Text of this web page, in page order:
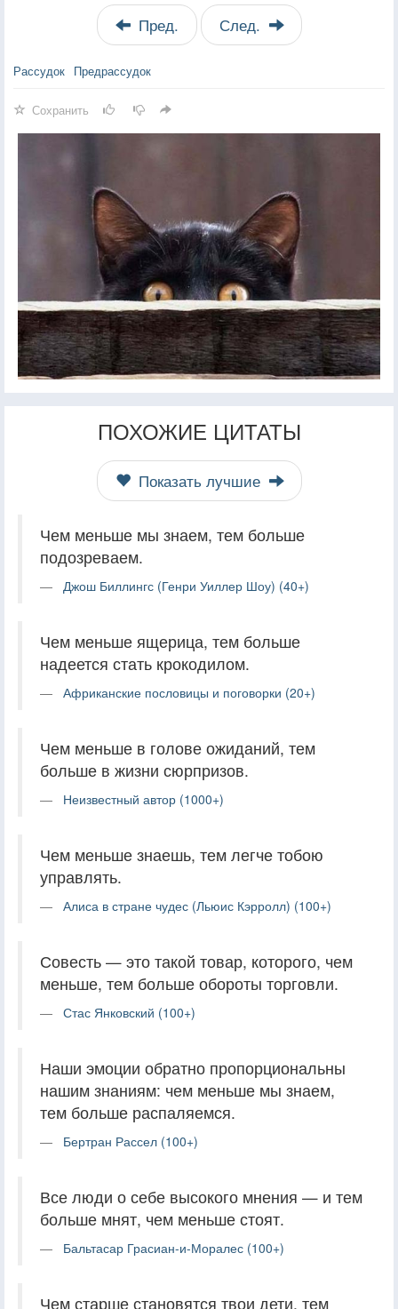
Пред. След.
Рассудок Предрассудок
Сохранить
ПОХОЖИЕ ЦИТАТЫ
Показать лучшие
Чем меньше мы знаем, тем больше
подозреваем.
Джош Биллингс (Генри Уиллер Шоу) (40+)
Чем меньше ящерица, тем больше
надеется стать крокодилом.
Африканские пословицы и поговорки (20+)
Чем меньше в голове ожиданий, тем
больше в жизни сюрпризов.
Неизвестный автор (1000+)
Чем меньше знаешь, тем легче тобою
управлять.
Алиса в стране чудес (Льюис Кэрролл) (100+)
Совесть — это такой товар, которого, чем
меньше, тем больше обороты торговли.
Стас Янковский (100+)
Наши эмоции обратно пропорциональны
нашим знаниям: чем меньше мы знаем,
тем больше распаляемся.
Бертран Рассел (100+)
Все люди о себе высокого мнения — и тем
больше мнят, чем меньше стоят.
Бальтасар Грасиан-и-Моралес (100+)
Чем старше становятся твои дети, тем